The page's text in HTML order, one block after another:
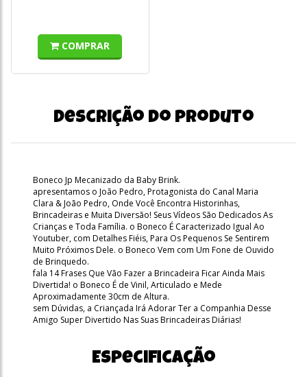
COMPRAR
Descrição do produto
Boneco Jp Mecanizado da Baby Brink.
apresentamos o João Pedro, Protagonista do Canal Maria
Clara & João Pedro, Onde Você Encontra Historinhas,
Brincadeiras e Muita Diversão! Seus Vídeos São Dedicados As
Crianças e Toda Família. o Boneco É Caracterizado Igual Ao
Youtuber, com Detalhes Fiéis, Para Os Pequenos Se Sentirem
Muito Próximos Dele. o Boneco Vem com Um Fone de Ouvido
de Brinquedo.
fala 14 Frases Que Vão Fazer a Brincadeira Ficar Ainda Mais
Divertida! o Boneco É de Vinil, Articulado e Mede
Aproximadamente 30cm de Altura.
sem Dúvidas, a Criançada Irá Adorar Ter a Companhia Desse
Amigo Super Divertido Nas Suas Brincadeiras Diárias!
Especificação